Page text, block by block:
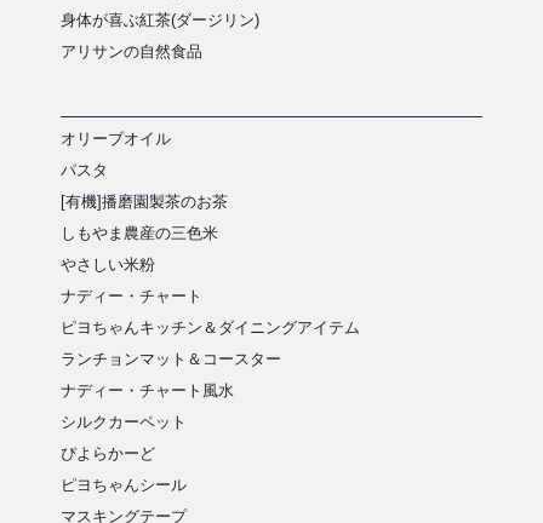
身体が喜ぶ紅茶(ダージリン)
アリサンの自然食品
オリーブオイル
パスタ
[有機]播磨園製茶のお茶
しもやま農産の三色米
やさしい米粉
ナディー・チャート
ピヨちゃんキッチン＆ダイニングアイテム
ランチョンマット＆コースター
ナディー・チャート風水
シルクカーペット
ぴよらかーど
ピヨちゃんシール
マスキングテープ